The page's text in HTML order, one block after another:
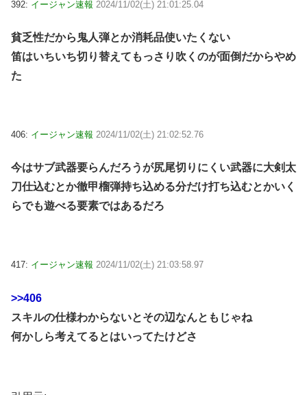
392: イージャン速報 2024/11/02(土) 21:01:25.04
貧乏性だから鬼人弾とか消耗品使いたくない
笛はいちいち切り替えてもっさり吹くのが面倒だからやめ
た
406: イージャン速報 2024/11/02(土) 21:02:52.76
今はサブ武器要らんだろうが尻尾切りにくい武器に大剣太
刀仕込むとか徹甲榴弾持ち込める分だけ打ち込むとかいく
らでも遊べる要素ではあるだろ
417: イージャン速報 2024/11/02(土) 21:03:58.97
>>406
スキルの仕様わからないとその辺なんともじゃね
何かしら考えてるとはいってたけどさ